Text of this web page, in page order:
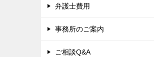
弁護士費用
事務所のご案内
ご相談Q&A